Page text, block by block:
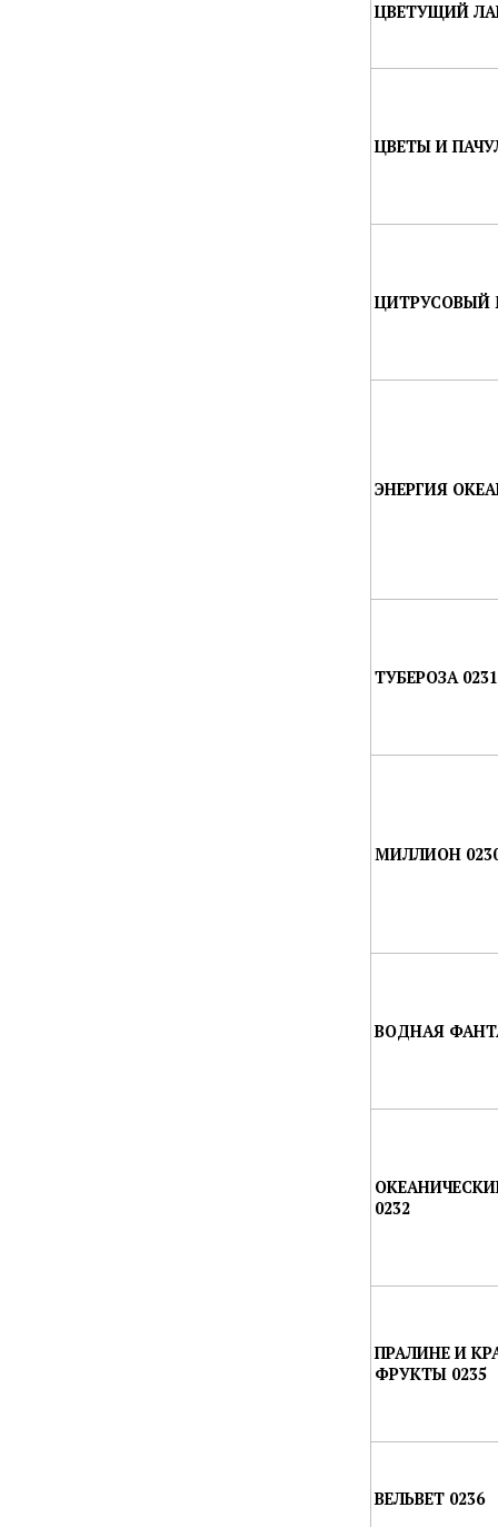
ЦВЕТУЩИЙ
ЦВЕТЫ И
ЦИТРУСОВЫЙ
ЭНЕРГИЯ
ТУБЕРОЗА 0231
МИЛЛИОН
ВОДНАЯ
0232
ПРАЛИНЕ И
ФРУКТЫ 0235
ВЕЛЬВЕТ 0236